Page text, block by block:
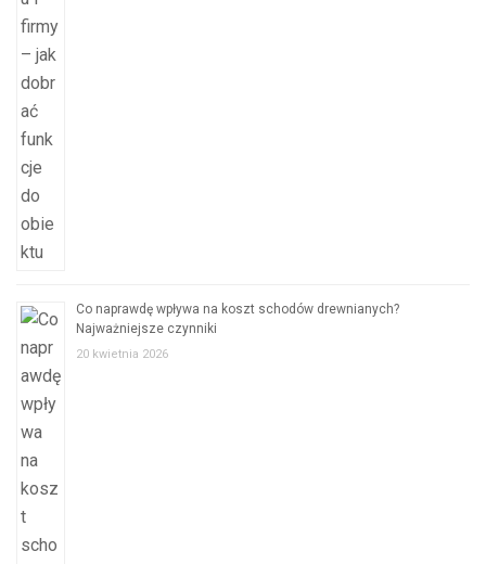
Co naprawdę wpływa na koszt schodów drewnianych?
Najważniejsze czynniki
20 kwietnia 2026